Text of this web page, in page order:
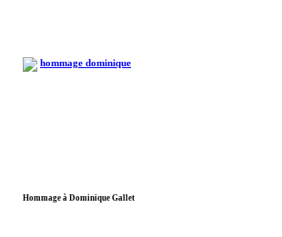
Hommage à Dominique Gallet